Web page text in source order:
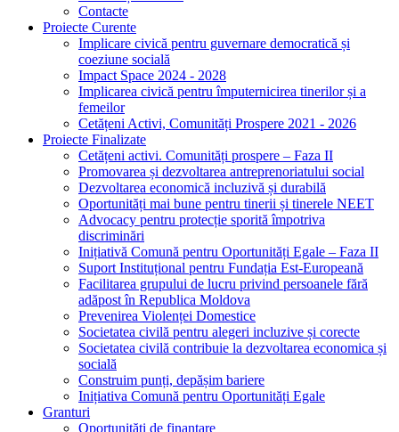
Contacte
Proiecte Curente
Implicare civică pentru guvernare democratică și
coeziune socială
Impact Space 2024 - 2028
Implicarea civică pentru împuternicirea tinerilor și a
femeilor
Cetățeni Activi, Comunități Prospere 2021 - 2026
Proiecte Finalizate
Cetățeni activi. Comunități prospere – Faza II
Promovarea și dezvoltarea antreprenoriatului social
Dezvoltarea economică incluzivă și durabilă
Oportunități mai bune pentru tinerii și tinerele NEET
Advocacy pentru protecție sporită împotriva
discriminări
Inițiativă Comună pentru Oportunități Egale – Faza II
Suport Instituțional pentru Fundația Est-Europeană
Facilitarea grupului de lucru privind persoanele fără
adăpost în Republica Moldova
Prevenirea Violenței Domestice
Societatea civilă pentru alegeri incluzive și corecte
Societatea civilă contribuie la dezvoltarea economica și
socială
Construim punți, depășim bariere
Inițiativa Comună pentru Oportunități Egale
Granturi
Oportunități de finanțare